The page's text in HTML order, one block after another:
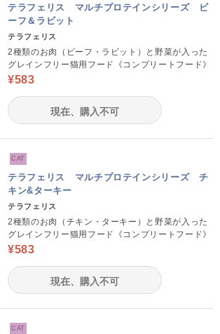
テラフェリス マルチプロテインシリーズ ビ
ーフ＆ラビット
テラフェリス
2種類のお肉（ビーフ・ラビット）と野菜が入った
グレインフリー猫用フード《コンプリートフード》
¥583
現在、購入不可
CAT
テラフェリス マルチプロテインシリーズ チ
キン&ターキー
テラフェリス
2種類のお肉（チキン・ターキー）と野菜が入った
グレインフリー猫用フード《コンプリートフード》
¥583
現在、購入不可
CAT